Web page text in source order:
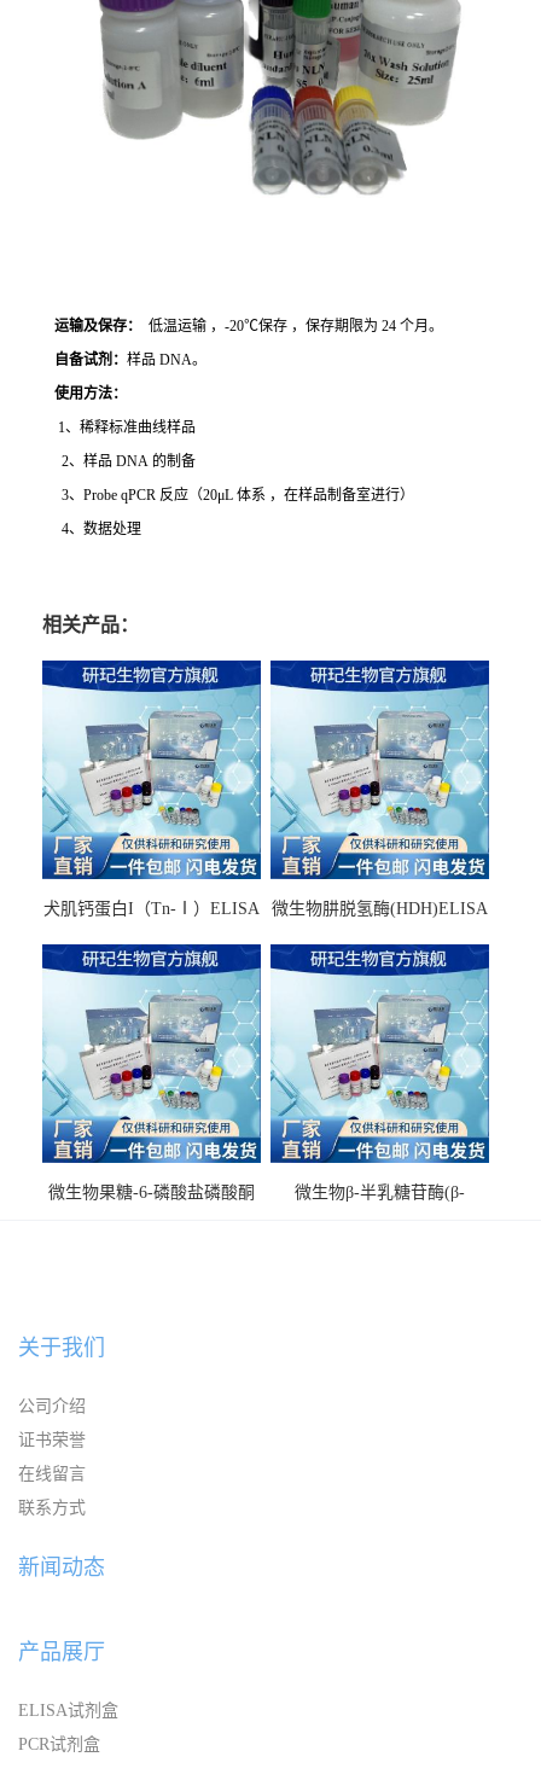
运输及保存：
低温运输 ，-20℃保存 ，保存期限为 24 个月。
自备试剂： 样品 DNA。
使用方法：
1、稀释标准曲线样品
2、样品 DNA 的制备
3、Probe qPCR 反应（20μL 体系 ，在样品制备室进行）
4、数据处理
相关产品：
犬肌钙蛋白I（Tn-Ⅰ）ELISA
微生物肼脱氢酶(HDH)ELISA
微生物果糖-6-磷酸盐磷酸酮
微生物β-半乳糖苷酶(β-
关于我们
公司介绍
证书荣誉
在线留言
联系方式
新闻动态
产品展厅
ELISA试剂盒
PCR试剂盒